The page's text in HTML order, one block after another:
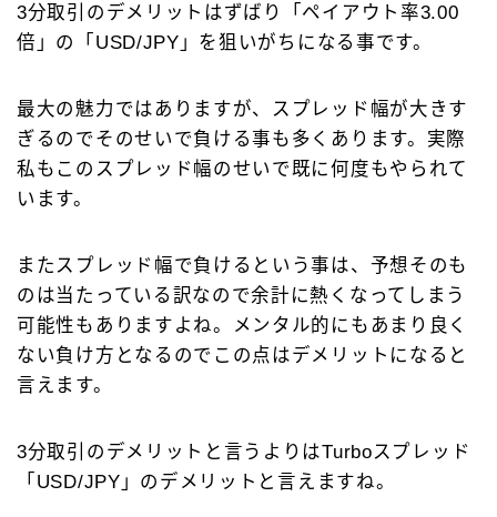
3分取引のデメリットはずばり「ペイアウト率3.00
倍」の「USD/JPY」を狙いがちになる事です。
最大の魅力ではありますが、スプレッド幅が大きす
ぎるのでそのせいで負ける事も多くあります。実際
私もこのスプレッド幅のせいで既に何度もやられて
います。
またスプレッド幅で負けるという事は、予想そのも
のは当たっている訳なので余計に熱くなってしまう
可能性もありますよね。メンタル的にもあまり良く
ない負け方となるのでこの点はデメリットになると
言えます。
3分取引のデメリットと言うよりはTurboスプレッド
「USD/JPY」のデメリットと言えますね。